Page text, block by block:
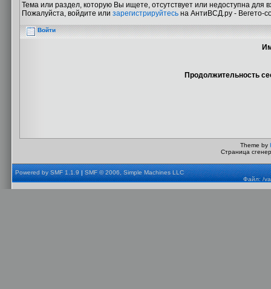
Тема или раздел, которую Вы ищете, отсутствует или недоступна для
Пожалуйста, войдите или зарегистрируйтесь на АнтиВСД.ру - Вегето-
Войти
Продолжительность
Theme by
Страница
Powered by SMF 1.1.9|SMF © 2006, Simple Machines LLC
Файл: /